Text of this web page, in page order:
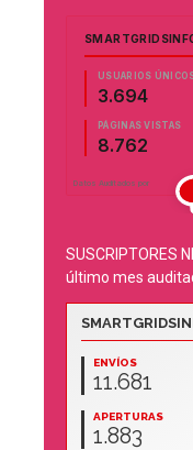
SUSCRIPTORES
último mes